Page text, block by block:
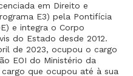
em Direito e
E3) pela Pontifícia
e integra o Corpo
do Estado desde 2012.
de 2023, ocupou o cargo
EOI do Ministério da
que ocupou até à sua